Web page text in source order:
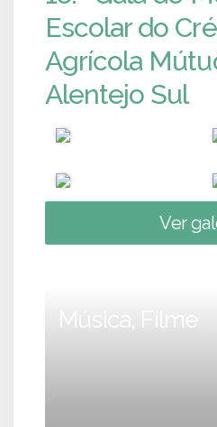
Escolar do
Agrícola
Alentejo Sul
Ver
Música, Filme